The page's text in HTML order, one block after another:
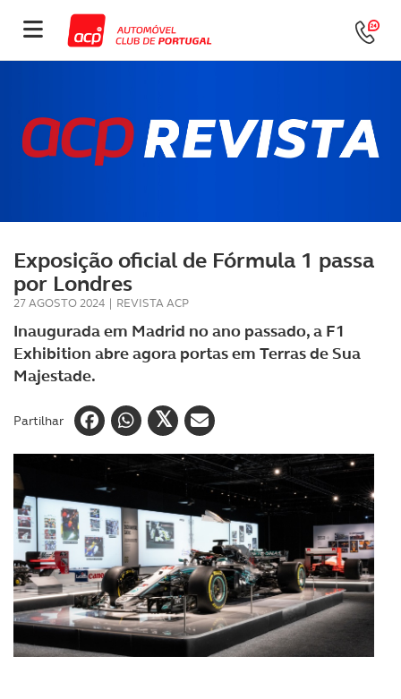
Exposição oficial de Fórmula 1 passa
por Londres
27 AGOSTO 2024 | REVISTA ACP
Inaugurada em Madrid no ano passado, a F1
Exhibition abre agora portas em Terras de Sua
Majestade.
Partilhar